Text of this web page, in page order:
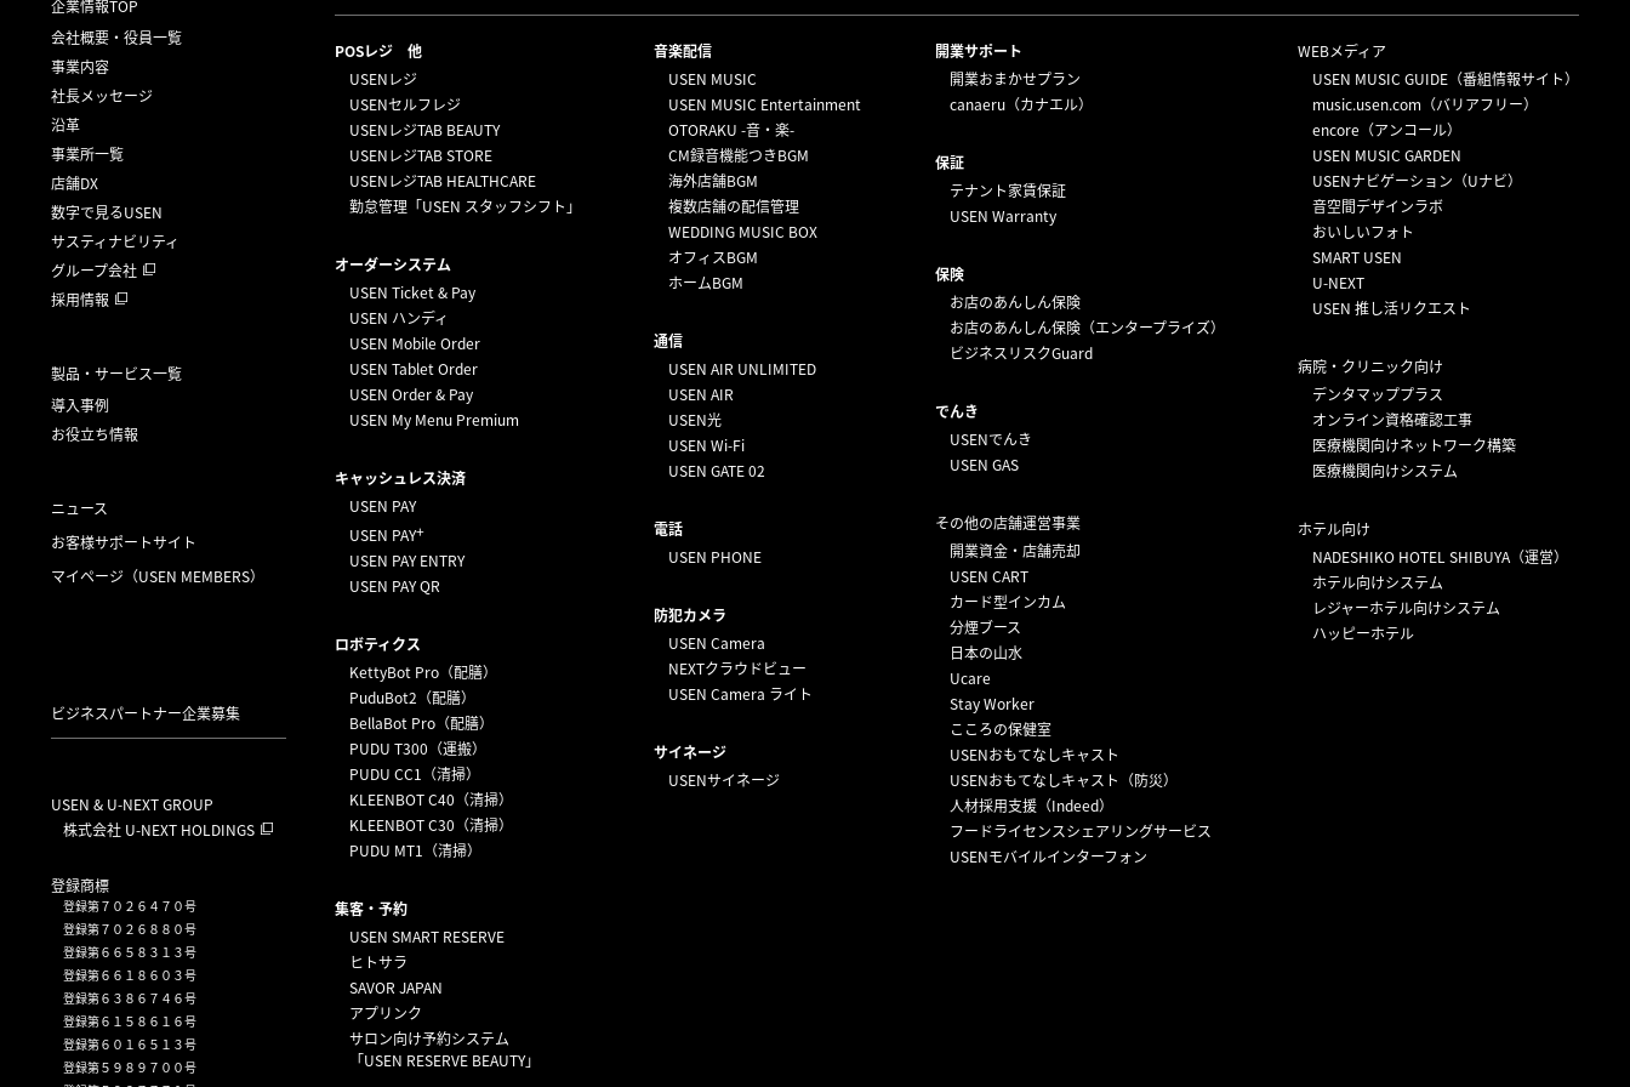
企業情報TOP
会社概要・役員一覧
事業内容
社長メッセージ
沿革
事業所一覧
店舗DX
数字で見るUSEN
サスティナビリティ
グループ会社
採用情報
製品・サービス一覧
導入事例
お役立ち情報
ニュース
お客様サポートサイト
マイページ （USEN MEMBERS）
ビジネスパートナー企業募集
USEN & U-NEXT GROUP
株式会社 U-NEXT HOLDINGS
登録商標
登録第７０２６４７０号
登録第７０２６８８０号
登録第６６５８３１３号
登録第６６１８６０３号
登録第６３８６７４６号
登録第６１５８６１６号
登録第６０１６５１３号
登録第５９８９７００号
POSレジ 他
USENレジ
USENセルフレジ
USENレジTAB BEAUTY
USENレジTAB STORE
USENレジTAB HEALTHCARE
勤怠管理「USEN スタッフシフト」
オーダーシステム
USEN Ticket & Pay
USEN ハンディ
USEN Mobile Order
USEN Tablet Order
USEN Order & Pay
USEN My Menu Premium
キャッシュレス決済
USEN PAY
USEN PAY+
USEN PAY ENTRY
USEN PAY QR
ロボティクス
KettyBot Pro（配膳）
PuduBot2（配膳）
BellaBot Pro（配膳）
PUDU T300（運搬）
PUDU CC1（清掃）
KLEENBOT C40（清掃）
KLEENBOT C30（清掃）
PUDU MT1（清掃）
集客・予約
USEN SMART RESERVE
ヒトサラ
SAVOR JAPAN
アプリンク
サロン向け予約システム
「USEN RESERVE BEAUTY」
⁩音楽配信
USEN MUSIC
USEN MUSIC Entertainment
OTORAKU -音・楽-
CM録音機能つきBGM
海外店舗BGM
複数店舗の配信管理
WEDDING MUSIC BOX
オフィスBGM
ホームBGM
通信
USEN AIR UNLIMITED
USEN AIR
USEN光
USEN Wi-Fi
USEN GATE 02
電話
USEN PHONE
防犯カメラ
USEN Camera
NEXTクラウドビュー
USEN Camera ライト
サイネージ
USENサイネージ
開業サポート
開業おまかせプラン
canaeru（カナエル）
保証
テナント家賃保証
USEN Warranty
保険
お店のあんしん保険
お店のあんしん保険（エンタープライズ）
ビジネスリスクGuard
でんき
USENでんき
USEN GAS
その他の店舗運営事業
開業資金・店舗売却
USEN CART
カード型インカム
分煙ブース
日本の山水
Ucare
Stay Worker
こころの保健室
USENおもてなしキャスト
USENおもてなしキャスト（防災）
人材採用支援（Indeed）
フードライセンスシェアリングサービス
USENモバイルインターフォン
WEBメディア
USEN MUSIC GUIDE（番組情報サイト）
music.usen.com（バリアフリー）
encore（アンコール）
USEN MUSIC GARDEN
USENナビゲーション（Uナビ）
音空間デザインラボ
おいしいフォト
SMART USEN
U-NEXT
USEN 推し活リクエスト
病院・クリニック向け
デンタマッププラス
オンライン資格確認工事
医療機関向けネットワーク構築
医療機関向けシステム
ホテル向け
NADESHIKO HOTEL SHIBUYA（運営）
ホテル向けシステム
レジャーホテル向けシステム
ハッピーホテル